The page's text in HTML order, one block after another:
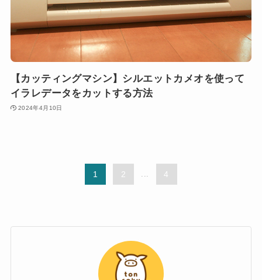
【カッティングマシン】シルエットカメオを使って
イラレデータをカットする方法
2024年4月10日
1 2 ... 4